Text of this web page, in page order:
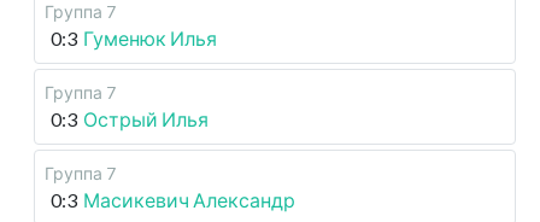
Группа 7
0:3 Гуменюк Илья
Группа 7
0:3 Острый Илья
Группа 7
0:3 Масикевич Александр